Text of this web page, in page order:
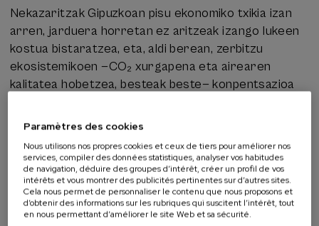
Nekazaritzak Gipuzkoan pisu ekonomiko txikia izan
arren, jarduera horretan ez aritzeak izango lukeen
kostua bistaratzea, eta, aldi berean, zerbitzu
ekosistemikoen —CO₂ xurgapena eta airearen
kalitatea hobetzea, besteak beste— konpentsazioa
Activité s'adressant à
Public en général
Paramètres des cookies
Nous utilisons nos propres cookies et ceux de tiers pour améliorer nos
services, compiler des données statistiques, analyser vos habitudes
de navigation, déduire des groupes d’intérêt, créer un profil de vos
intérêts et vous montrer des publicités pertinentes sur d’autres sites.
Cela nous permet de personnaliser le contenu que nous proposons et
d’obtenir des informations sur les rubriques qui suscitent l’intérêt, tout
en nous permettant d’améliorer le site Web et sa sécurité.